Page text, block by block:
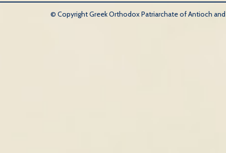
© Copyright Greek Orthodox Patriarchate of Antioch